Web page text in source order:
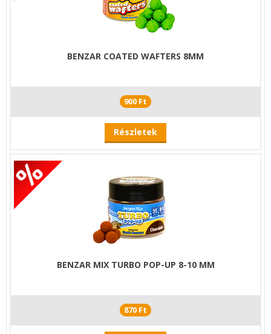
BENZAR COATED WAFTERS 8MM
900 Ft
Részletek
BENZAR MIX TURBO POP-UP 8-10 MM
870 Ft